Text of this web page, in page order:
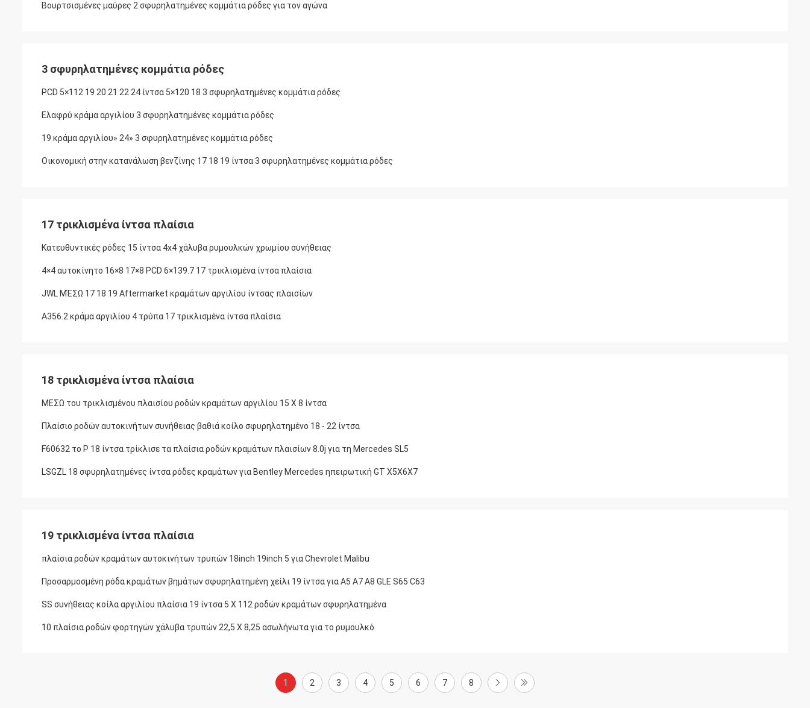
Βουρτσισμένες μαύρες 2 σφυρηλατημένες κομμάτια ρόδες για τον αγώνα
3 σφυρηλατημένες κομμάτια ρόδες
PCD 5×112 19 20 21 22 24 ίντσα 5×120 18 3 σφυρηλατημένες κομμάτια ρόδες
Ελαφρύ κράμα αργιλίου 3 σφυρηλατημένες κομμάτια ρόδες
19 κράμα αργιλίου» 24» 3 σφυρηλατημένες κομμάτια ρόδες
Οικονομική στην κατανάλωση βενζίνης 17 18 19 ίντσα 3 σφυρηλατημένες κομμάτια ρόδες
17 τρικλισμένα ίντσα πλαίσια
Κατευθυντικές ρόδες 15 ίντσα 4x4 χάλυβα ρυμουλκών χρωμίου συνήθειας
4×4 αυτοκίνητο 16×8 17×8 PCD 6×139.7 17 τρικλισμένα ίντσα πλαίσια
JWL ΜΈΣΩ 17 18 19 Aftermarket κραμάτων αργιλίου ίντσας πλαισίων
A356.2 κράμα αργιλίου 4 τρύπα 17 τρικλισμένα ίντσα πλαίσια
18 τρικλισμένα ίντσα πλαίσια
ΜΕΣΩ του τρικλισμένου πλαισίου ροδών κραμάτων αργιλίου 15 X 8 ίντσα
Πλαίσιο ροδών αυτοκινήτων συνήθειας βαθιά κοίλο σφυρηλατημένο 18 - 22 ίντσα
F60632 το Ρ 18 ίντσα τρίκλισε τα πλαίσια ροδών κραμάτων πλαισίων 8.0j για τη Mercedes SL5
LSGZL 18 σφυρηλατημένες ίντσα ρόδες κραμάτων για Bentley Mercedes ηπειρωτική GT X5X6X7
19 τρικλισμένα ίντσα πλαίσια
πλαίσια ροδών κραμάτων αυτοκινήτων τρυπών 18inch 19inch 5 για Chevrolet Malibu
Προσαρμοσμένη ρόδα κραμάτων βημάτων σφυρηλατημένη χείλι 19 ίντσα για A5 A7 A8 GLE S65 C63
SS συνήθειας κοίλα αργιλίου πλαίσια 19 ίντσα 5 X 112 ροδών κραμάτων σφυρηλατημένα
10 πλαίσια ροδών φορτηγών χάλυβα τρυπών 22,5 X 8,25 ασωλήνωτα για το ρυμουλκό
1 2 3 4 5 6 7 8